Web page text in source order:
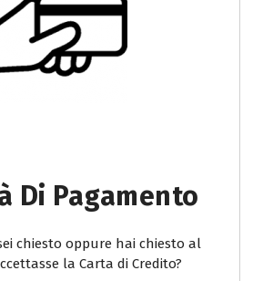
Di Pagamento
chiesto oppure hai chiesto al
la Carta di Credito?